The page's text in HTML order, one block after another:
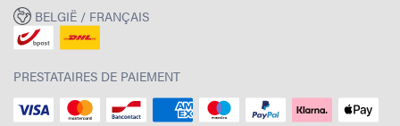
BELGIË / FRANÇAIS
PRESTATAIRES DE PAIEMENT